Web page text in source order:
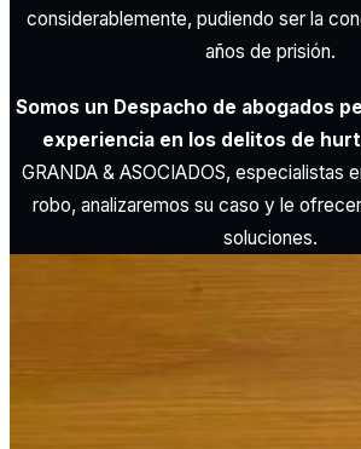
considerablemente, pudiendo ser la
años de prisión.
Somos un Despacho de abogados
experiencia en los delitos de
GRANDA & ASOCIADOS, especialistas
robo, analizaremos su caso y le
soluciones.